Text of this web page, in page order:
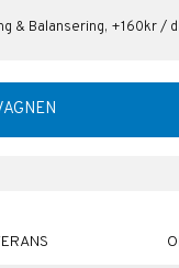
& Balansering, +160kr /